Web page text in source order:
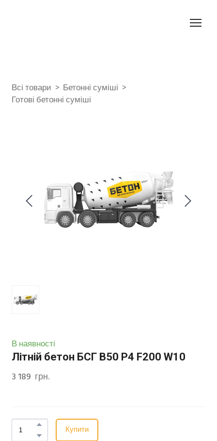
Всі товари
Бетонні суміші
Готові бетонні суміші
В наявності
Літній бетон БСГ В50 Р4 F200 W10
3 189  грн.
Купити